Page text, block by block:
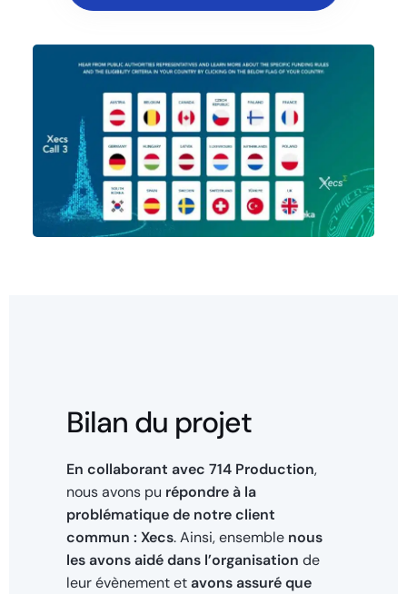
Bilan du projet
En collaborant avec 714 Production,
nous avons pu répondre à la
problématique de notre client
commun : Xecs. Ainsi, ensemble nous
les avons aidé dans l’organisation de
leur évènement etavons assuré que